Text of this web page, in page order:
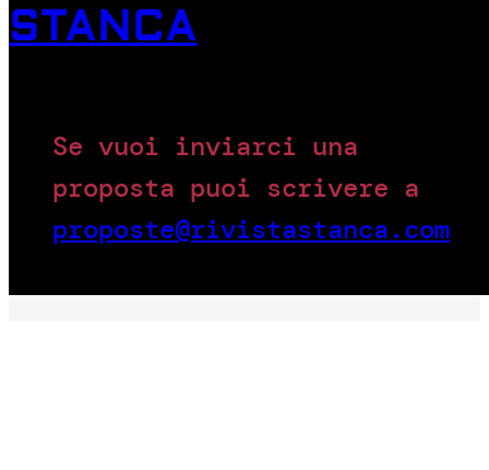
STANCA
Se vuoi inviarci una
proposta puoi scrivere a
proposte@rivistastanca.com